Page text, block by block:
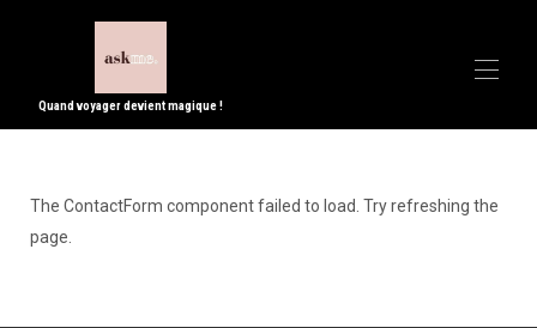
Quand voyager devient magique !
Toutes les propriétés ▾
The ContactForm component failed to load. Try refreshing the
page.